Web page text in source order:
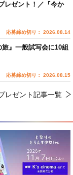
レゼント！／『今か
応募締め切り： 2026.08.14
旅』一般試写会に10組
応募締め切り： 2026.08.15
レゼント記事一覧